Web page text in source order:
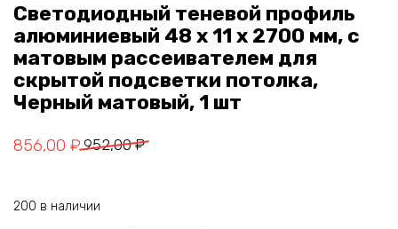
Светодиодный теневой профиль
алюминиевый 48 х 11 х 2700 мм, с
матовым рассеивателем для
скрытой подсветки потолка,
Черный матовый, 1 шт
952,00₽
Первоначальная
952,00 ₽.
856,00 ₽
Текущая
200 в наличии